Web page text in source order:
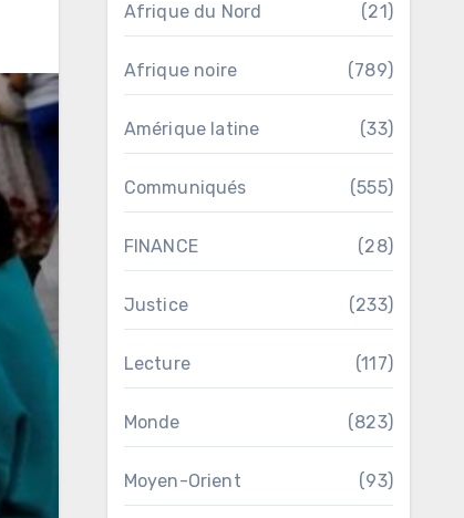
Afrique du Nord (21)
Afrique noire (789)
Amérique latine (33)
Communiqués (555)
FINANCE (28)
Justice (233)
Lecture (117)
Monde (823)
Moyen-Orient (93)